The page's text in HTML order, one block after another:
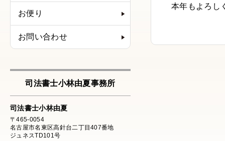
お便り
お問い合わせ
司法書士小林由夏事務所
司法書士小林由夏
〒465-0054
名古屋市名東区高針台二丁目407番地
ジュネスTD101号
本年もよろし